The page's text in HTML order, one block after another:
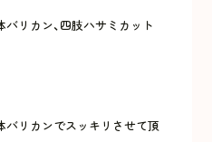
リカン、四肢ハサミカット
バリカンでスッキリさせて頂